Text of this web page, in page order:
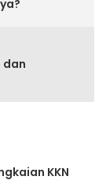
dan
KKN